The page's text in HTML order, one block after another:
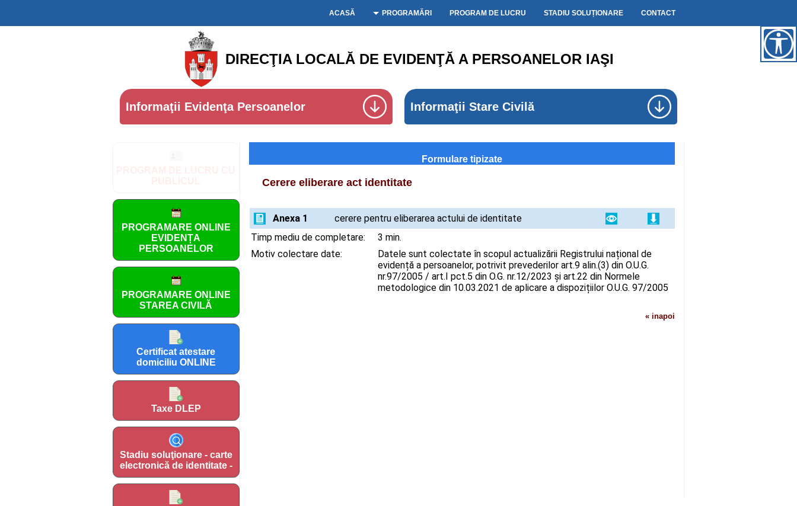
ACASĂ PROGRAMĂRI PROGRAM DE LUCRU STADIU SOLUȚIONARE CONTACT
DIRECŢIA LOCALĂ DE EVIDENŢĂ A PERSOANELOR IAŞI
Informaţii Evidenţa Persoanelor Informaţii Stare Civilă
PROGRAMARE ONLINE
EVIDENȚA
PERSOANELOR
PROGRAMARE ONLINE
STAREA CIVILĂ
Certificat atestare
domiciliu ONLINE
Taxe DLEP
Stadiu soluţionare - carte
electronică de identitate -
Formulare tipizate
Cerere eliberare act identitate
Anexa 1
cerere pentru eliberarea actului de identitate
Timp mediu de completare:
3 min.
Motiv colectare date:
Datele sunt colectate în scopul actualizării Registrului național de
evidență a persoanelor, potrivit prevederilor art.9 alin.(3) din O.U.G.
nr.97/2005 / art.I pct.5 din O.G. nr.12/2023 și art.22 din Normele
metodologice din 10.03.2021 de aplicare a dispozițiilor O.U.G. 97/2005
« inapoi